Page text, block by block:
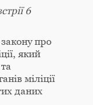
6
про
який
міліції
даних